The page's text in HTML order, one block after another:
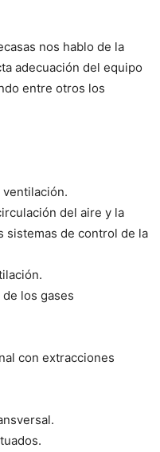
nos hablo de la
adecuación del equipo
entre otros los
del aire y la
sistemas de control de la
los gases
con extracciones